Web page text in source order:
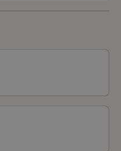
rare, en bordure